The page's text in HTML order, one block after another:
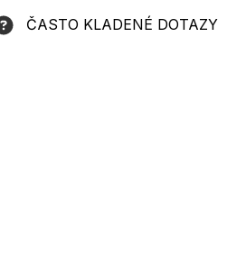
ČASTO KLADENÉ DOTAZY